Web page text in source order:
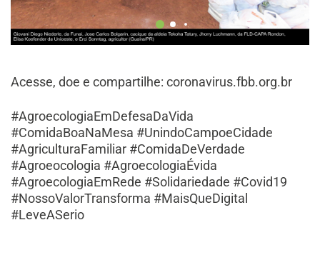
Acesse, doe e compartilhe: coronavirus.fbb.org.br
#AgroecologiaEmDefesaDaVida
#ComidaBoaNaMesa #UnindoCampoeCidade
#AgriculturaFamiliar #ComidaDeVerdade
#Agroeocologia #AgroecologiaÉvida
#AgroecologiaEmRede #Solidariedade #Covid19
#NossoValorTransforma #MaisQueDigital
#LeveASerio